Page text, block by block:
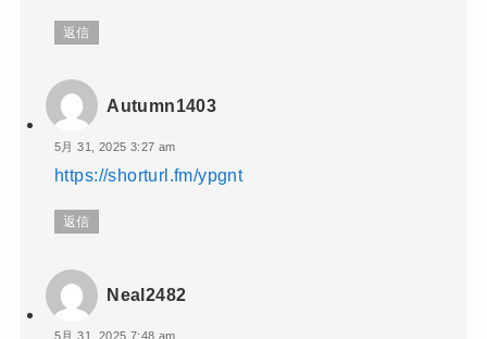
返信
Autumn1403
5月 31, 2025 3:27 am
https://shorturl.fm/ypgnt
返信
Neal2482
5月 31, 2025 7:48 am